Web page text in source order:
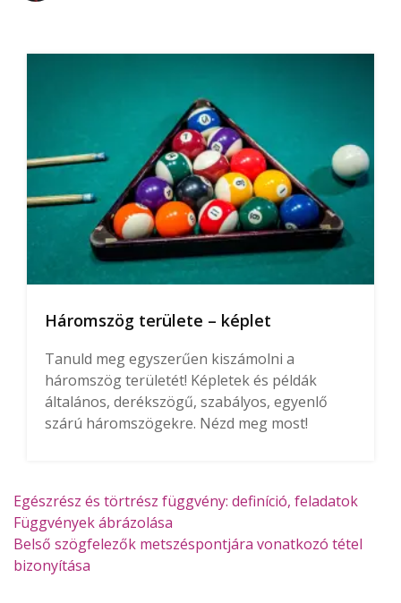
Háromszög területe – képlet
Tanuld meg egyszerűen kiszámolni a
háromszög területét! Képletek és példák
általános, derékszögű, szabályos, egyenlő
szárú háromszögekre. Nézd meg most!
Egészrész és törtrész függvény: definíció, feladatok
Függvények ábrázolása
Belső szögfelezők metszéspontjára vonatkozó tétel
bizonyítása